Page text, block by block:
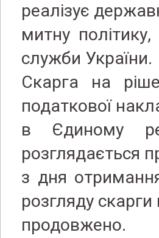
реалізує
митну
служби України.
Скарга на
податкової
в Єдиному
розглядається
з дня
розгляду
продовжено.